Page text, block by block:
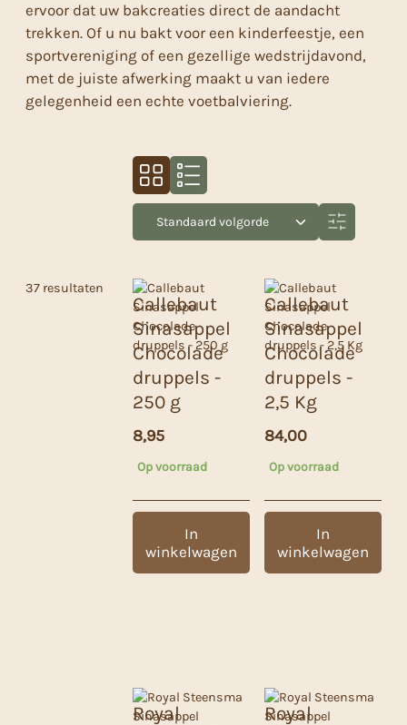
ervoor dat uw bakcreaties direct de aandacht
trekken. Of u nu bakt voor een kinderfeestje, een
sportvereniging of een gezellige wedstrijdavond,
met de juiste afwerking maakt u van iedere
gelegenheid een echte voetbalviering.
37 resultaten
Callebaut
Sinasappel
Chocolade
druppels -
250 g
8,95
Op voorraad
In
winkelwagen
Callebaut
Sinasappel
Chocolade
druppels -
2,5 Kg
84,00
Op voorraad
In
winkelwagen
Royal
Royal